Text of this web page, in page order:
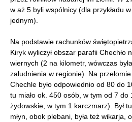
w aż 5 byli wspólnicy (dla przykładu
jednym).
Na podstawie rachunków
Kiryk wyliczył obszar parafii Chechło
wiernych (2 na kilometr, wówczas
zaludnienia w regionie). Na
Chechle było odpowiednio od 80 do
tu miało ok. 450 osób, w tym od 7
żydowskie, w tym 1 karczmarz). Był
młyn, obok plebani, była też wikarja,